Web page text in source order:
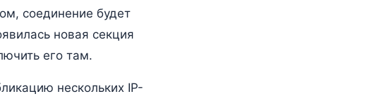
соединение будет
новая секция
его там.
нескольких IP-